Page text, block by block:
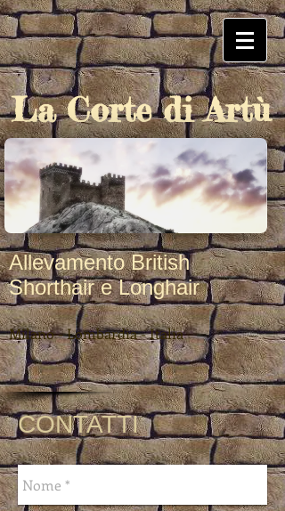
La Corte di Artù
Milano - Lombardia - Italia
Allevamento British
Shorthair e Longhair
CONTATTI